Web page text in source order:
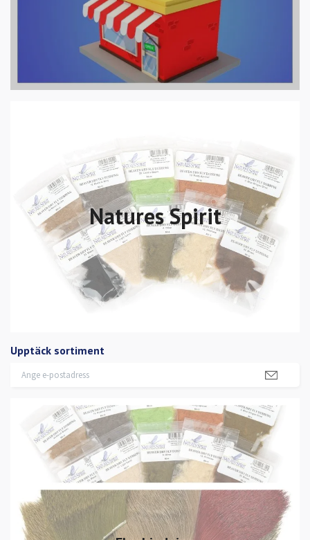
Natures Spirit
Upptäck sortiment